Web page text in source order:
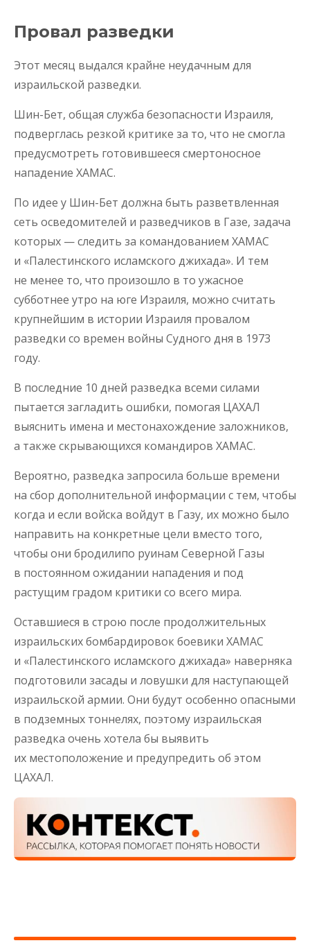
Провал разведки
Этот месяц выдался крайне неудачным для
израильской разведки.
Шин-Бет, общая служба безопасности Израиля,
подверглась резкой критике за то, что не смогла
предусмотреть готовившееся смертоносное
нападение ХАМАС.
По идее у Шин-Бет должна быть разветвленная
сеть осведомителей и разведчиков в Газе, задача
которых — следить за командованием ХАМАС
и «Палестинского исламского джихада». И тем
не менее то, что произошло в то ужасное
субботнее утро на юге Израиля, можно считать
крупнейшим в истории Израиля провалом
разведки со времен войны Судного дня в 1973
году.
В последние 10 дней разведка всеми силами
пытается загладить ошибки, помогая ЦАХАЛ
выяснить имена и местонахождение заложников,
а также скрывающихся командиров ХАМАС.
Вероятно, разведка запросила больше времени
на сбор дополнительной информации с тем, чтобы
когда и если войска войдут в Газу, их можно было
направить на конкретные цели вместо того,
чтобы они бродилипо руинам Северной Газы
в постоянном ожидании нападения и под
растущим градом критики со всего мира.
Оставшиеся в строю после продолжительных
израильских бомбардировок боевики ХАМАС
и «Палестинского исламского джихада» наверняка
подготовили засады и ловушки для наступающей
израильской армии. Они будут особенно опасными
в подземных тоннелях, поэтому израильская
разведка очень хотела бы выявить
их местоположение и предупредить об этом
ЦАХАЛ.